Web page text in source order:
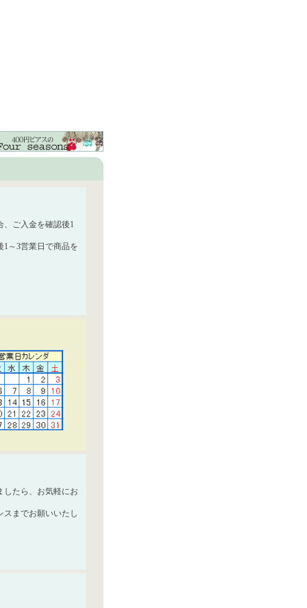
、ご入金を確認後1
～3営業日で商品を
したら、お気軽にお
スまでお願いいたし